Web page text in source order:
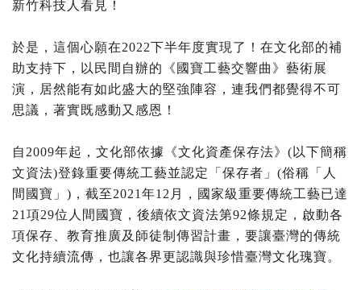
新竹科技人看見！
於是，這個心願在2022下半年度實現了！在文化部的補
助支持下，以民間自辦的《國寶工藝交響曲》藝術展
演，居然能有如此盛大的堅強陣容，連我們都覺得不可
思議，著實既感動又感恩！
自2009年起，文化部依據《文化資產保存法》(以下簡稱
文資法)登錄重要傳統工藝並認定「保存者」(俗稱「人
間國寶」)，截至2021年12月，國家級重要傳統工藝已達
21項29位人間國寶，後續依文資法第92條規定，啟動各
項保存、教育推廣及師徒制傳習計畫，要讓臺灣的傳統
文化持續流傳，也讓各界更認識與珍惜臺灣文化瑰寶。